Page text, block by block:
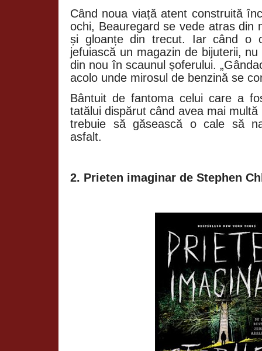
Când noua viață atent construită
ochi, Beauregard se vede atras din
și gloanțe din trecut. Iar când o
jefuiască un magazin de bijuterii,
din nou în scaunul șoferului.
acolo unde mirosul de benzină se
Bântuit de fantoma celui care a
tatălui dispărut când avea mai
trebuie să găsească o cale să
asfalt.
2. Prieten imaginar de Stephen